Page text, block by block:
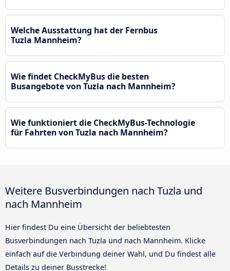
Welche Ausstattung hat der Fernbus
Tuzla Mannheim?
Wie findet CheckMyBus die besten
Busangebote von Tuzla nach Mannheim?
Wie funktioniert die CheckMyBus-Technologie
für Fahrten von Tuzla nach Mannheim?
Weitere Busverbindungen nach Tuzla und
nach Mannheim
Hier findest Du eine Übersicht der beliebtesten
Busverbindungen nach Tuzla und nach Mannheim. Klicke
einfach auf die Verbindung deiner Wahl, und Du findest alle
Details zu deiner Busstrecke!